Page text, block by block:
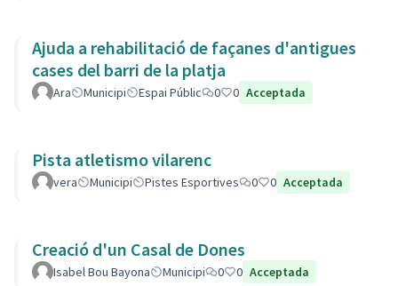
Ajuda a rehabilitació de façanes d'antigues
cases del barri de la platja
Ara Municipi Espai Públic 0 0 Acceptada
Pista atletismo vilarenc
vera Municipi Pistes Esportives 0 0 Acceptada
Creació d'un Casal de Dones
Isabel Bou Bayona Municipi 0 0 Acceptada